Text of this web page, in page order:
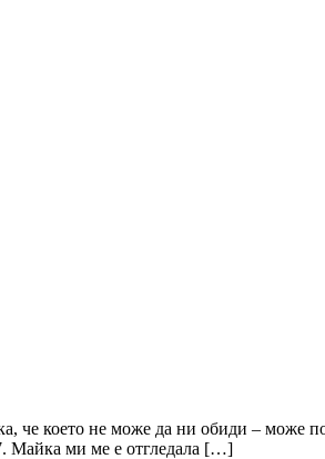
че което не може да ни обиди –
Майка ми ме е отгледала […]